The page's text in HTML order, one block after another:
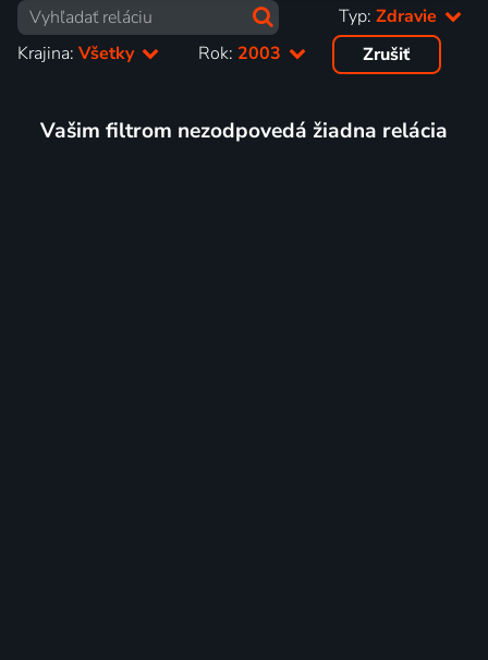
Typ: Zdravie
Krajina: Všetky Rok: 2003 Zrušiť
Vašim filtrom nezodpovedá žiadna relácia